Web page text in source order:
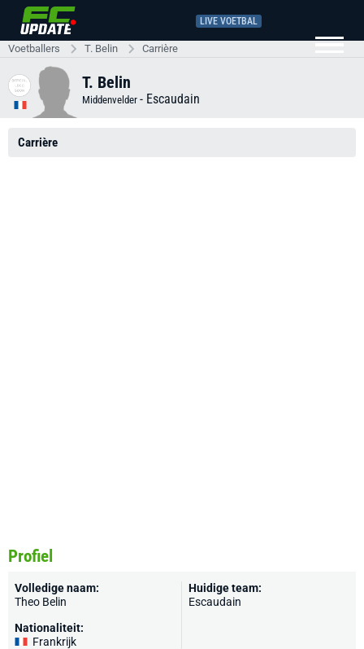
LIVE VOETBAL
Voetballers T. Belin Carrière
T. Belin
Middenvelder - Escaudain
Carrière
Profiel
Volledige naam:
Theo Belin
Nationaliteit:
Frankrijk
Huidige team:
Escaudain